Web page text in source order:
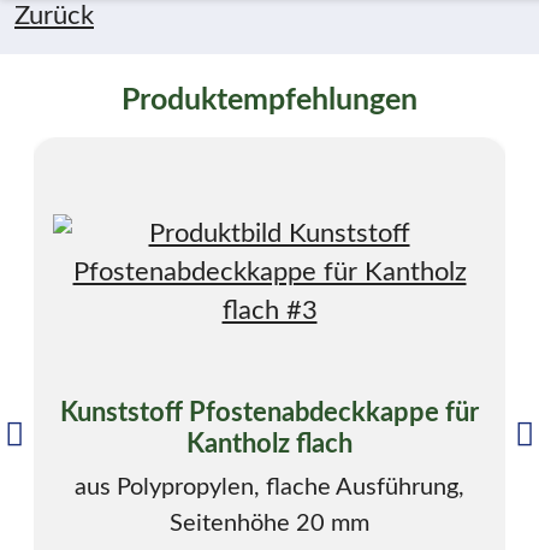
Zurück
Produktempfehlungen
Kunststoff Pfostenabdeckkappe für
Kantholz flach
aus Polypropylen, flache Ausführung,
Seitenhöhe 20 mm